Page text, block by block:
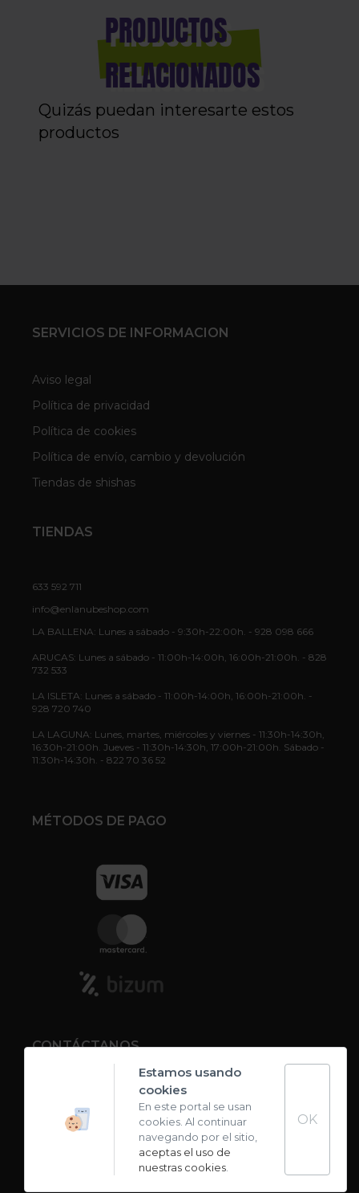
PRODUCTOS
RELACIONADOS
Quizás puedan interesarte estos
productos
SERVICIOS DE INFORMACION
Aviso legal
Política de privacidad
Política de cookies
Política de envío, cambio y devolución
Tiendas de shishas
TIENDAS
633 592 711
info@enlanubeshop.com
LA BALLENA: Lunes a sábado - 9:30h-22:00h. - 928 098 666
ARUCAS: Lunes a sábado - 11:00h-14:00h, 16:00h-21:00h. - 828
732 533
LA ISLETA: Lunes a sábado - 11:00h-14:00h, 16:00h-21:00h. -
928 720 740
LA LAGUNA: Lunes, martes, miércoles y viernes - 11:30h-14:30h,
16:30h-21:00h. Jueves - 11:30h-14:30h, 17:00h-21:00h. Sábado -
11:30h-14:30h. - 822 70 36 52
MÉTODOS DE PAGO
CONTÁCTANOS
Carta de sabores
Estamos usando
cookies
En este portal se usan
cookies. Al continuar
navegando por el sitio,
aceptas el uso de
nuestras cookies.
OK